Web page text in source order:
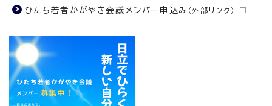
ひたち若者かがやき会議メンバー申込み （外部リンク）